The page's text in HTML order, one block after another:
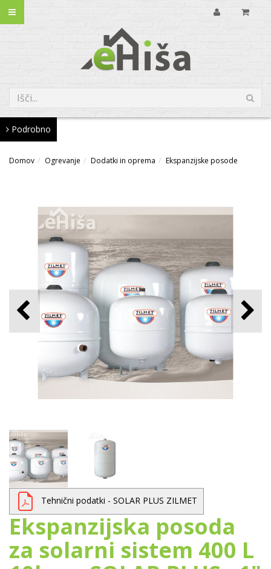
Podrobno
Domov Ogrevanje Dodatki in oprema Ekspanzijske posode
Tehnični podatki - SOLAR PLUS ZILMET
Ekspanzijska posoda
za solarni sistem 400 L